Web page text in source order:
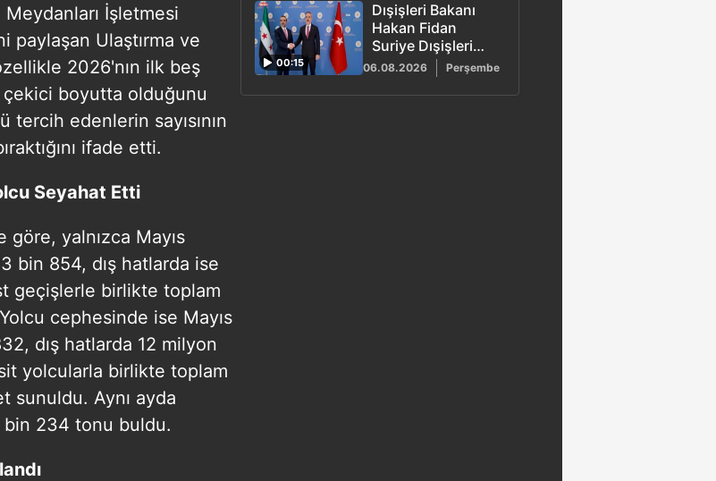
İşletmesi
paylaşan Ulaştırma ve
2026'nın ilk beş
boyutta olduğunu
edenlerin sayısının
ifade etti.
Seyahat Etti
göre, yalnızca Mayıs
bin 854, dış hatlarda ise
geçişlerle birlikte toplam
cephesinde ise Mayıs
dış hatlarda 12 milyon
yolcularla birlikte toplam
sunuldu. Aynı ayda
bin 234 tonu buldu.
00:15
Dışişleri Bakanı
Hakan Fidan
Suriye Dışişleri
Bakanı Esad
Hasan Şeybani ile
Ankara'da bir
06.08.2026 Perşembe